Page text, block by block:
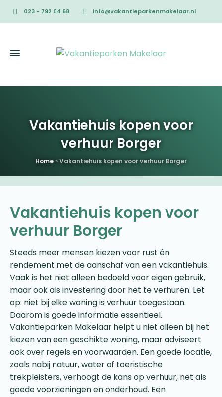
023 - 792 04 68 info@vakantieparkenmakelaar.nl
Vakantiehuis kopen voor
verhuur Borger
Home»Vakantiehuis kopen voor verhuur Borger
Vakantiehuis kopen voor
verhuur Borger
Steeds meer mensen kiezen voor rust én
rendement met de aanschaf van een vakantiehuis.
Vaak is het niet alleen bedoeld voor eigen gebruik,
maar ook als investering door het te verhuren. Let
op: niet bij elke woning is verhuur toegestaan.
Daarom is goede informatie essentieel.
Vakantieparken Makelaar helpt u niet alleen bij het
kiezen van een geschikte woning, maar adviseert
ook over regels en voorwaarden. Een goede locatie,
zoals nabij natuur, water of toeristische
trekpleisters, verhoogt de kans op verhuur, net als
goede voorzieningen en onderhoud. Een